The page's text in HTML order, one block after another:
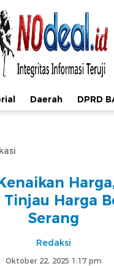
Daerah DPRD
Harga
Serang
Redaksi
Oktober 22, 2025 1:17 pm